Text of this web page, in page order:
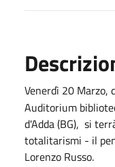
Venerdì 20 Marzo,
Auditorium
d'Adda (BG), si
totalitarismi - il
Lorenzo Russo.